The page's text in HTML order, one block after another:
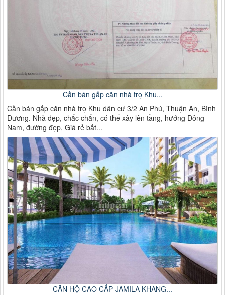
Cần bán gấp căn nhà trọ Khu...
Cần bán gấp căn nhà trọ Khu dân cư 3/2 An Phú, Thuận An, Bình
Dương. Nhà đẹp, chắc chắn, có thể xây lên tầng, hướng Đông
Nam, đường đẹp, Giá rẻ bất...
CĂN HỘ CAO CẤP JAMILA KHANG...